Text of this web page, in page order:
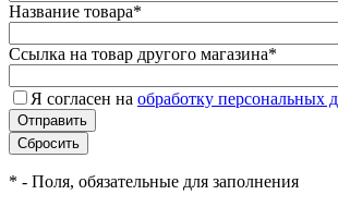
Название товара*
Ссылка на товар другого магазина*
Я согласен на обработку персональных
* - Поля, обязательные для заполнения